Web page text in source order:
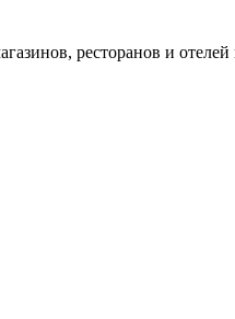
ресторанов и